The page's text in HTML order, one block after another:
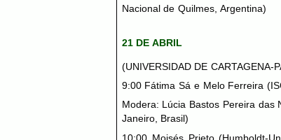
Nacional de Quilmes, Argentina)
21 DEABRIL
(UNIVERSIDADDECARTAGENA-
9:00 Fátima Sá e Melo Ferreira (
Modera: Lúcia Bastos Pereira das
Janeiro, Brasil)
10:00 Moisés Prieto (Humboldt-